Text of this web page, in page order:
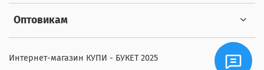
Оптовикам
Интернет-магазин КУПИ - БУКЕТ 2025